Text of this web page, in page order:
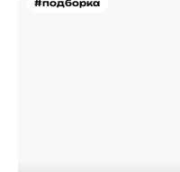
#подборка